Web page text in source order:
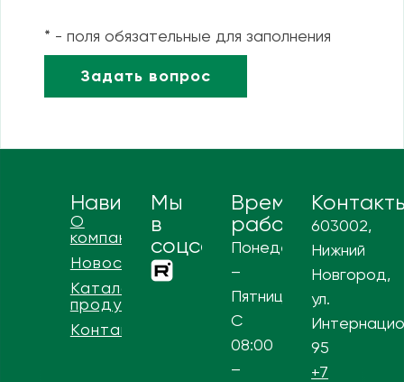
* - поля обязательные для заполнения
Навигация
О
компании
Новости
Каталог
продукции
Контакты
Мы
в
соцсетях
Время
работы
Понедельник
–
Пятница
С
08:00
–
603002,
Нижний
Новгород,
ул.
95
+7